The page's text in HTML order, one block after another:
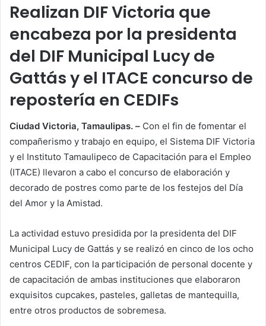
Realizan DIF Victoria que
encabeza por la presidenta
del DIF Municipal Lucy de
Gattás y el ITACE concurso de
repostería en CEDIFs
Ciudad Victoria, Tamaulipas. – Con el fin de fomentar el
compañerismo y trabajo en equipo, el Sistema DIF Victoria
y el Instituto Tamaulipeco de Capacitación para el Empleo
(ITACE) llevaron a cabo el concurso de elaboración y
decorado de postres como parte de los festejos del Día
del Amor y la Amistad.
La actividad estuvo presidida por la presidenta del DIF
Municipal Lucy de Gattás y se realizó en cinco de los ocho
centros CEDIF, con la participación de personal docente y
de capacitación de ambas instituciones que elaboraron
exquisitos cupcakes, pasteles, galletas de mantequilla,
entre otros productos de sobremesa.